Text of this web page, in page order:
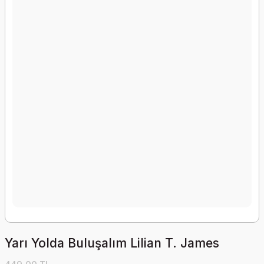
Yarı Yolda Buluşalım Lilian T. James